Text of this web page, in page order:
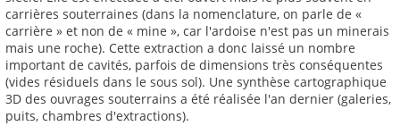
carrières souterraines (dans la nomenclature, on parle de «
carrière » et non de « mine », car l'ardoise n'est pas un minerais
mais une roche). Cette extraction a donc laissé un nombre
important de cavités, parfois de dimensions très conséquentes
(vides résiduels dans le sous sol). Une synthèse cartographique
3D des ouvrages souterrains a été réalisée l'an dernier (galeries,
puits, chambres d'extractions).